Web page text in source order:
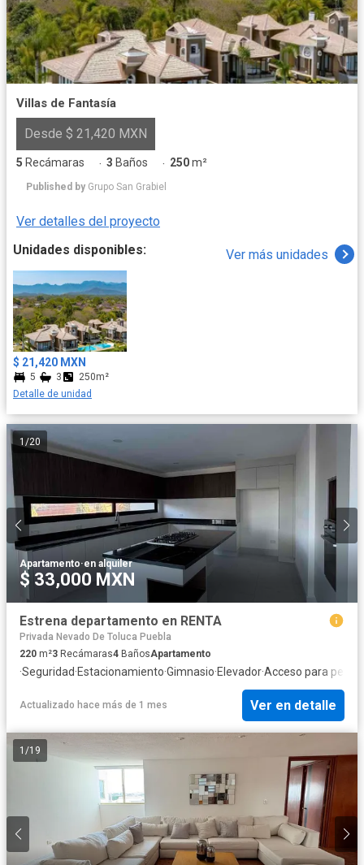
Villas de Fantasía
Desde $ 21,420 MXN
5 Recámaras · 3 Baños · 250m²
Published by Grupo San Grabiel
Ver detalles del proyecto
Unidades disponibles:
Ver más unidades
$ 21,420 MXN
5 3
250m²
Detalle de unidad
1 /20
Apartamento·en alquiler
$ 33,000 MXN
Estrena departamento en RENTA
Privada Nevado De Toluca Puebla
220 m²3 Recámaras4 BañosApartamento
·Seguridad·Estacionamiento·Gimnasio·Elevador·Acceso para
Actualizado hace más de 1 mes Ver en detalle
1 /19